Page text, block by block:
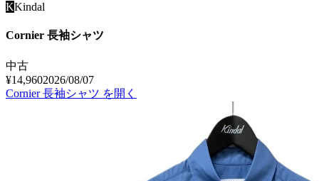
KKindal
Cornier 長袖シャツ
中古
¥14,9602026/08/07
Cornier 長袖シャツ を開く